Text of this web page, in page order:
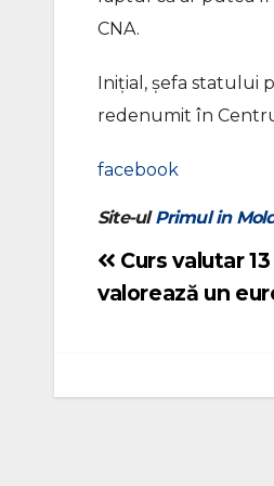
CNA.
Inițial, șefa statului
redenumit în
facebook
Site-ulPrimul in
Navigare
în
Curs valutar
valorează un